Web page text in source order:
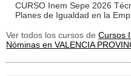
CURSO Inem Sepe 2026
Planes de Igualdad en la
Ver todos los cursos de Cursos
Nóminas en VALENCIA